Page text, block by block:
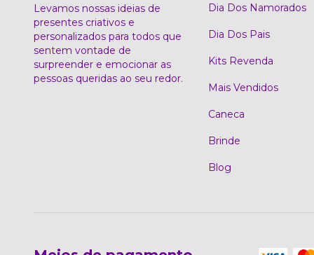
Levamos nossas ideias de
presentes criativos e
personalizados para todos que
sentem vontade de
surpreender e emocionar as
pessoas queridas ao seu redor.
Dia Dos Namorados
Dia Dos Pais
Kits Revenda
Mais Vendidos
Caneca
Brinde
Blog